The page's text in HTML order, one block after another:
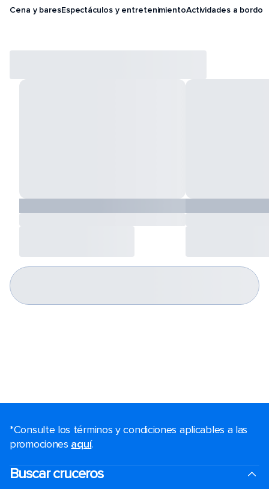
Cena y baresEspectáculos y entretenimientoActividades a bordo
*Consulte los términos y condiciones aplicables a las
promociones aquí.
Buscar cruceros